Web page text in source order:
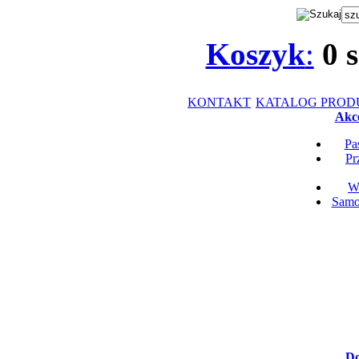
Koszyk: 0
KONTAKT KATALOG